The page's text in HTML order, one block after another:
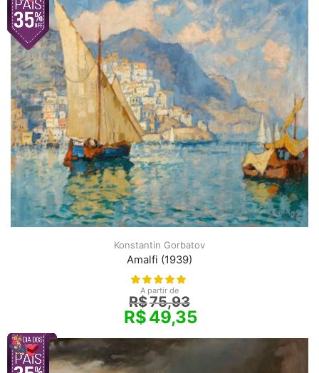
Konstantin Gorbatov
Amalfi (1939)
A partir de
R$75,93
R$49,35